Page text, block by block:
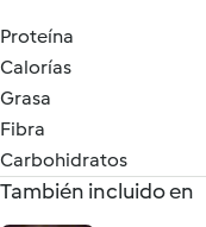
Proteína
Calorías
Grasa
Fibra
Carbohidratos
También incluido en